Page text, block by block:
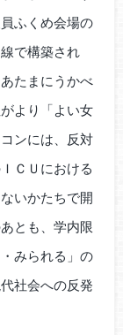
ふくめ会場の
で構築され
たまにうかべ
より「よい女
ンには、反対
ＣＵにおける
いかたちで開
とも、学内限
みられる」の
社会への反発